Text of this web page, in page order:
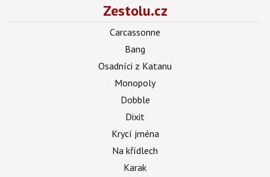
Zestolu.cz
Carcassonne
Bang
Osadníci z Katanu
Monopoly
Dobble
Dixit
Krycí jména
Na křídlech
Karak